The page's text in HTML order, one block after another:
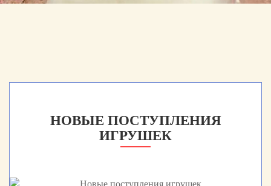
НОВЫЕ ПОСТУПЛЕНИЯ
ИГРУШЕК